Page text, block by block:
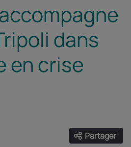
dans
en crise
Partager
Ouvrir